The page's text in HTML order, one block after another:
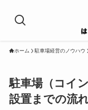
ホーム 駐車場経営のノウハウ
駐車場（コイ
設置までの流